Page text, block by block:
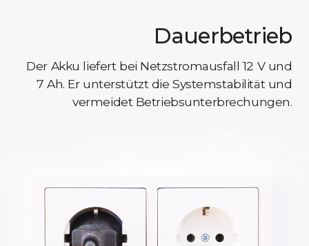
Dauerbetrieb
Der Akku liefert bei Netzstromausfall 12 V und
7 Ah. Er unterstützt die Systemstabilität und
vermeidet Betriebsunterbrechungen.